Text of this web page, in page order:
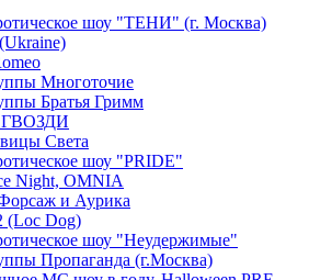
шоу "ТЕНИ" (г. Москва)
Многоточие
Братья Гримм
Света
шоу "PRIDE"
Night, OMNIA
и Аурика
(Loc Dog)
шоу "Неудержимые"
Пропаганда (г.Москва)